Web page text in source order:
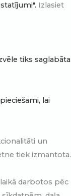
Izlasiet
tiks saglabāta
lai
un
tiek izmantota.
darbotos pēc